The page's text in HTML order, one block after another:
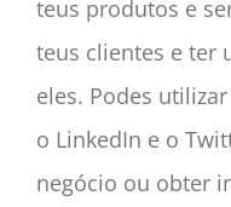
teus produtos e
teus clientes e ter
eles. Podes
o LinkedIn e o
negócio ou obter